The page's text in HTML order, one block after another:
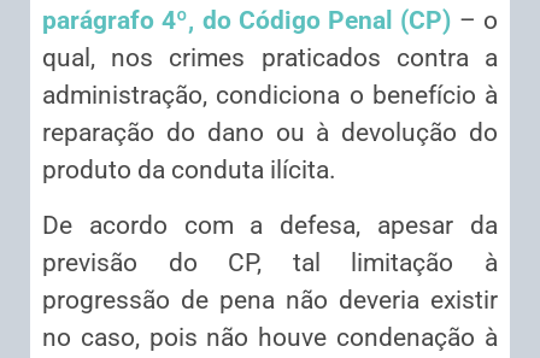
parágrafo 4º, do Código Penal (CP) – o
qual, nos crimes praticados contra a
administração, condiciona o benefício à
reparação do dano ou à devolução do
produto da conduta ilícita.
De acordo com a defesa, apesar da
previsão do CP, tal limitação à
progressão de pena não deveria existir
no caso, pois não houve condenação à